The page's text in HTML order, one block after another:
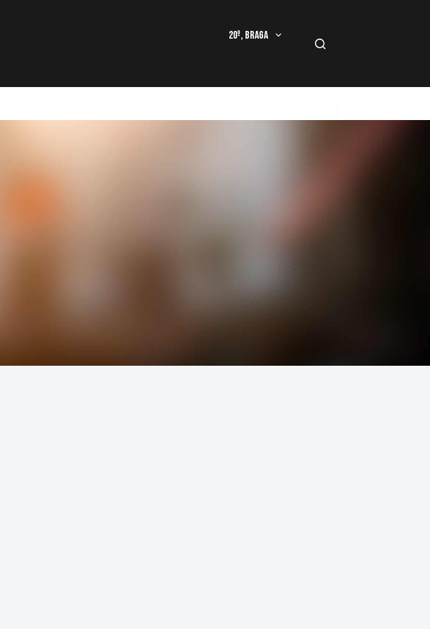
20º, Braga